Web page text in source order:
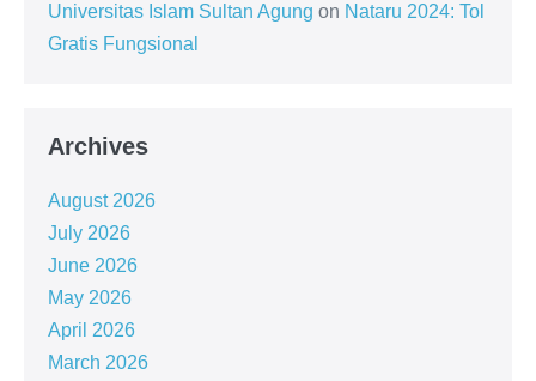
Universitas Islam Sultan Agung on Nataru 2024: Tol
Gratis Fungsional
Archives
August 2026
July 2026
June 2026
May 2026
April 2026
March 2026